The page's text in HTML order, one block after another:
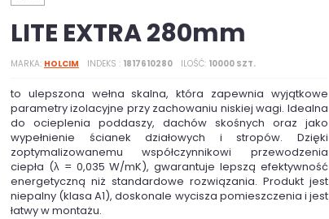
LITE EXTRA 280mm
MARKA HOLCIM INDEKS 1817610280 ILOŚĆ 10000 SZT.
to ulepszona wełna skalna, która zapewnia wyjątkowe
parametry izolacyjne przy zachowaniu niskiej wagi. Idealna
do ocieplenia poddaszy, dachów skośnych oraz jako
wypełnienie ścianek działowych i stropów. Dzięki
zoptymalizowanemu współczynnikowi przewodzenia
ciepła (λ= 0,035 W/mK), gwarantuje lepszą efektywność
energetyczną niż standardowe rozwiązania. Produkt jest
niepalny (klasa A1), doskonale wycisza pomieszczenia i jest
łatwy w montażu.